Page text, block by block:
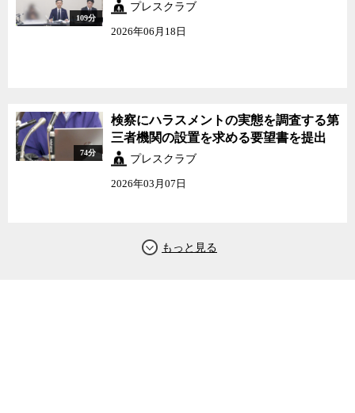
109分
プレスクラブ
2026年06月18日
74分
検察にハラスメントの実態を調査する第
三者機関の設置を求める要望書を提出
プレスクラブ
2026年03月07日